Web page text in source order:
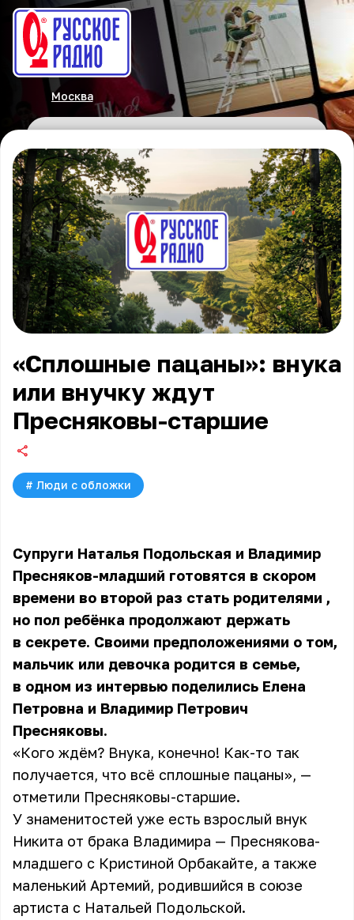
Москва
«Сплошные пацаны»: внука
или внучку ждут
Пресняковы-старшие
# Люди с обложки
Супруги Наталья Подольская и Владимир
Пресняков-младший готовятся в скором
времени во второй раз стать родителями ,
но пол ребёнка продолжают держать
в секрете. Своими предположениями о том,
мальчик или девочка родится в семье,
в одном из интервью поделились Елена
Петровна и Владимир Петрович
Пресняковы.
«Кого ждём? Внука, конечно! Как-то так
получается, что всё сплошные пацаны», —
отметили Пресняковы-старшие.
У знаменитостей уже есть взрослый внук
Никита от брака Владимира — Преснякова-
младшего с Кристиной Орбакайте, а также
маленький Артемий, родившийся в союзе
артиста с Натальей Подольской.